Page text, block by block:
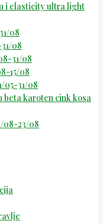
i elasticity ultra light
08
08
31/08
15/08
05-31/08
beta karoten cink kosa
08-23/08